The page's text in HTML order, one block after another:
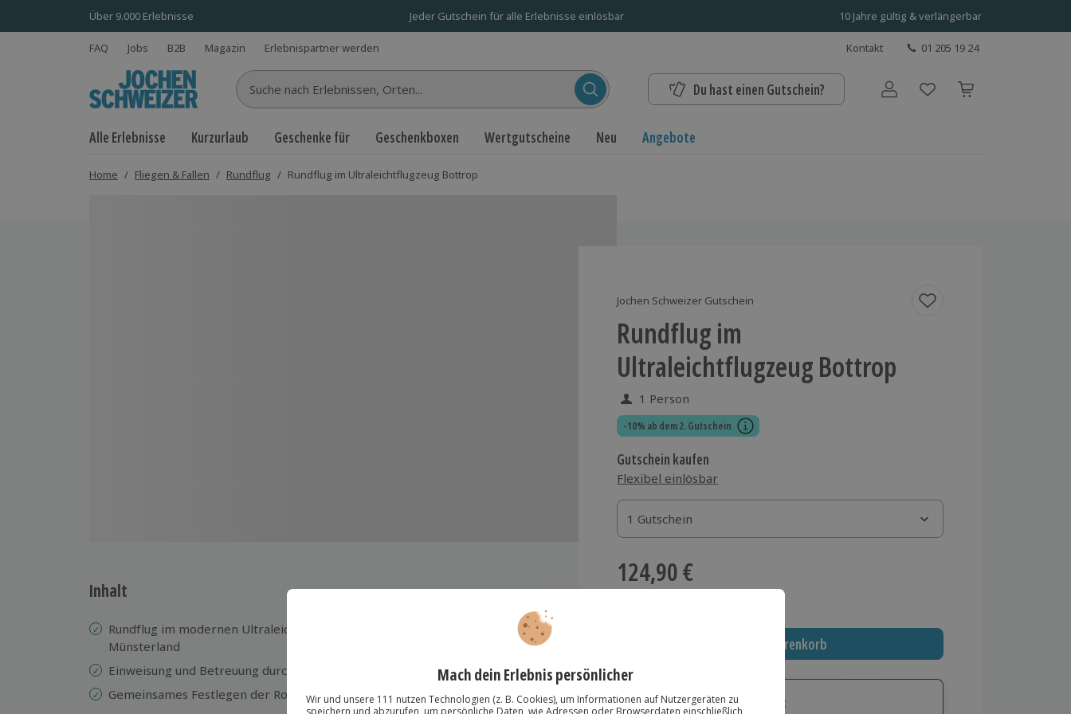
Über 9.000 Erlebnisse Jeder Gutschein für alle Erlebnisse einlösbar 10 Jahre gültig & verlängerbar
FAQ Jobs B2B Magazin Erlebnispartner werden Kontakt 01 205 19 24
Suche nach Erlebnissen... Du hast einen Gutschein? Benutzerkonto
Alle Erlebnisse Kurzurlaub Geschenke für Geschenkboxen Wertgutscheine Neu Angebote
Home / Fliegen & Fallen / Rundflug / Rundflug im Ultraleichtflugzeug Bottrop
Jochen Schweizer Gutschein
Rundflug im
Ultraleichtflugzeug Bottrop
1 Person
-10% ab dem 2. Gutschein
Gutschein kaufen
Flexibel einlösbar
1 Gutschein
1 Gutschein
1 Gutschein
124,90 €
In den Warenkorb
Immer das richtige Geschenk:
Inhalt
Rundflug im modernen Ultraleichtflugzeug über das Ruhrgebiet und
Münsterland
Einweisung und Betreuung durch einen erfahrenen Piloten
Gemeinsames Festlegen der Route